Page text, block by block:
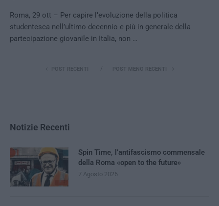
Roma, 29 ott – Per capire l’evoluzione della politica
studentesca nell’ultimo decennio e più in generale della
partecipazione giovanile in Italia, non …
POST RECENTI POST MENO RECENTI
Notizie Recenti
Spin Time, l’antifascismo commensale
della Roma «open to the future»
7 Agosto 2026